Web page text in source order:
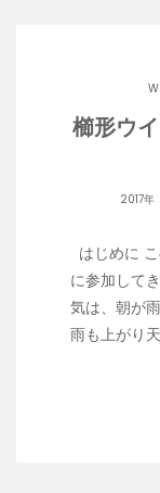
櫛形ウ
2017年.
はじめに
に参加して
気は、朝が
雨も上がり